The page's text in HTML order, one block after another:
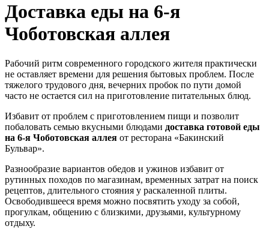
Доставка еды на 6-я
Чоботовская аллея
Рабочий ритм современного городского жителя практически
не оставляет времени для решения бытовых проблем. После
тяжелого трудового дня, вечерних пробок по пути домой
часто не остается сил на приготовление питательных блюд.
Избавит от проблем с приготовлением пищи и позволит
побаловать семью вкусными блюдами доставка готовой еды
на 6-я Чоботовская аллея от ресторана «Бакинский
Бульвар».
Разнообразие вариантов обедов и ужинов избавит от
рутинных походов по магазинам, временных затрат на поиск
рецептов, длительного стояния у раскаленной плиты.
Освободившееся время можно посвятить уходу за собой,
прогулкам, общению с близкими, друзьями, культурному
отдыху.